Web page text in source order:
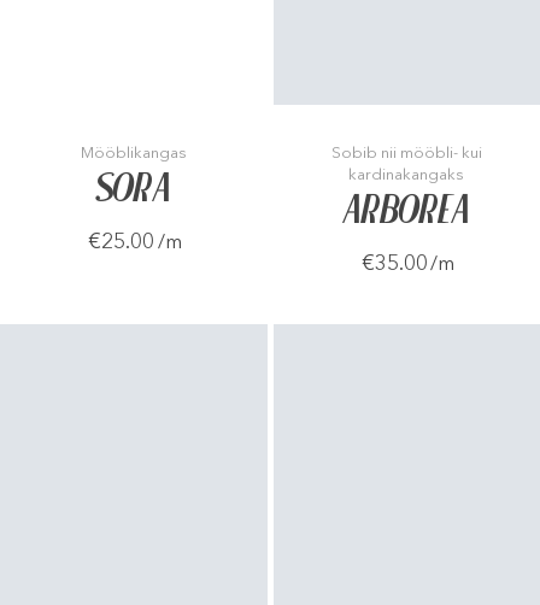
Mööblikangas
SORA
€25.00 /m
Sobib nii mööbli- kui
kardinakangaks
ARBOREA
€35.00/m